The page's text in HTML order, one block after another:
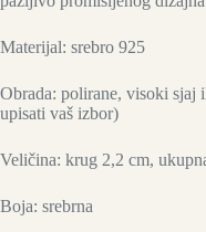
Materijal: srebro 925
Obrada: polirane, visoki sjaj
upisati vaš izbor)
Veličina: krug 2,2 cm,
Boja: srebrna